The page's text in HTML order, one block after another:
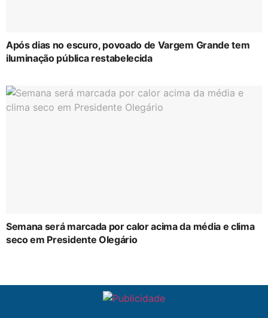
Após dias no escuro, povoado de Vargem Grande tem
iluminação pública restabelecida
Semana será marcada por calor acima da média e clima
seco em Presidente Olegário